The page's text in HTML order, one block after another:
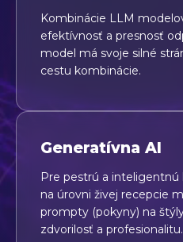
Kombinácie LLM
efektívnosť a presnosť
model má svoje silné
cestu kombinácie.
Generatívna AI
Pre pestrú a
na úrovni živej recepcie
prompty (pokyny) na
zdvorilosť a profesionalitu.